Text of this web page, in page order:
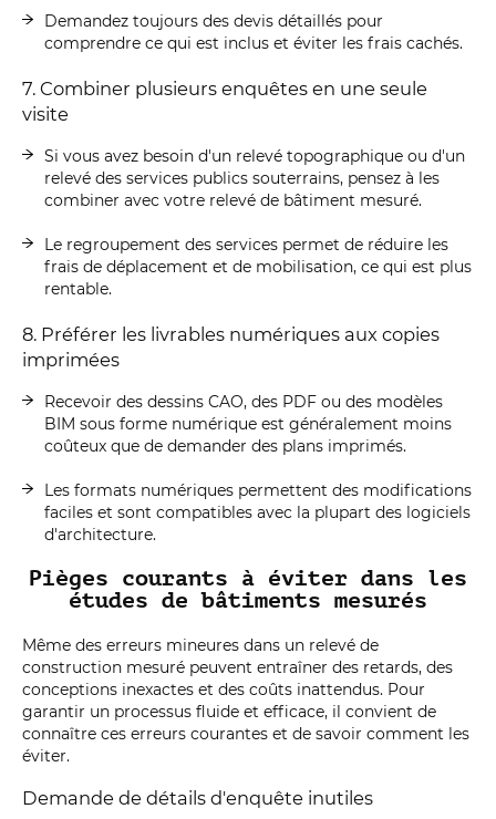
Demandez toujours des devis détaillés pour
comprendre ce qui est inclus et éviter les frais cachés.
7. Combiner plusieurs enquêtes en une seule
visite
Si vous avez besoin d'un relevé topographique ou d'un
relevé des services publics souterrains, pensez à les
combiner avec votre relevé de bâtiment mesuré.
Le regroupement des services permet de réduire les
frais de déplacement et de mobilisation, ce qui est plus
rentable.
8. Préférer les livrables numériques aux copies
imprimées
Recevoir des dessins CAO, des PDF ou des modèles
BIM sous forme numérique est généralement moins
coûteux que de demander des plans imprimés.
Les formats numériques permettent des modifications
faciles et sont compatibles avec la plupart des logiciels
d'architecture.
Pièges courants à éviter dans les
études de bâtiments mesurés
Même des erreurs mineures dans un relevé de
construction mesuré peuvent entraîner des retards, des
conceptions inexactes et des coûts inattendus. Pour
garantir un processus fluide et efficace, il convient de
connaître ces erreurs courantes et de savoir comment les
éviter.
Demande de détails d'enquête inutiles